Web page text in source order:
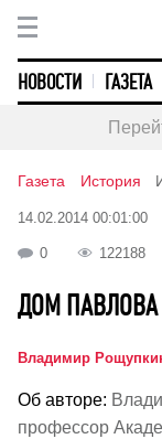
НОВОСТИ ГАЗЕТА
Газета История
14.02.2014 00:01:00
0 122188
ДОМ
Владимир
Об авторе:
профессор